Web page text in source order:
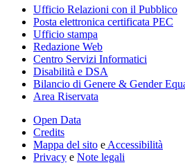
Ufficio Relazioni con il Pubblico
Posta elettronica certificata PEC
Ufficio stampa
Redazione Web
Centro Servizi Informatici
Disabilità e DSA
Bilancio di Genere & Gender
Area Riservata
Open Data
Credits
Mappa del sito e Accessibilità
Privacy e Note legali